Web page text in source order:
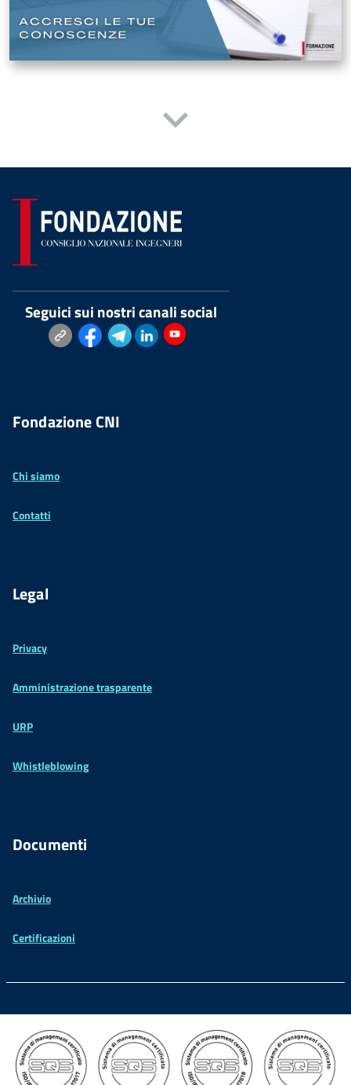
Seguici sui nostri canali social
Fondazione CNI
Chi siamo
Contatti
Legal
Privacy
Amministrazione trasparente
URP
Whistleblowing
Documenti
Archivio
Certificazioni